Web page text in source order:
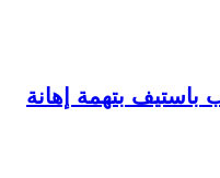
باستيف بتهمة إهانة